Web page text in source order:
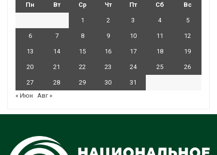
Пн Вт Ср Чт Пт Сб Вс
1 2 3 4 5
6 7 8 9 10 11 12
13 14 15 16 17 18 19
20 21 22 23 24 25 26
27 28 29 30
31
« Июн
Авг »